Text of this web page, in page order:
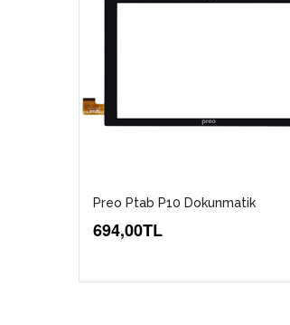
Preo Ptab P10 Dokunmatik
694,00TL